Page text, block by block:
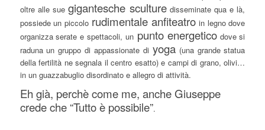
oltre alle suegigantesche sculturedisseminate qua e là,
possiede un piccolo rudimentale anfiteatroin legno dove
organizza serate e spettacoli, un punto energeticodove si
raduna un gruppo di appassionate di yoga(una grande statua
della fertilità ne segnala il centro esatto) e campi di grano, olivi…
in un guazzabuglio disordinato e allegro di attività.
Eh già, perchè come me, anche Giuseppe
crede che “Tutto è possibile”.